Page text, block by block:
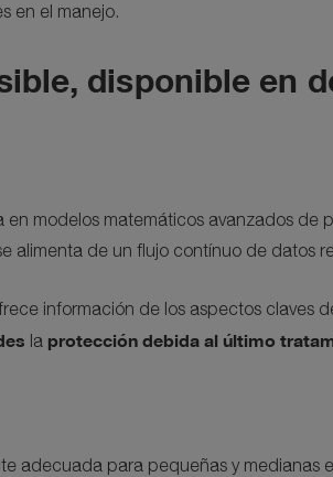
en el manejo.
disponible en
modelos matemáticos avanzados de
alimenta de un flujo contínuo de
información de los aspectos claves
la protección debida al último
adecuada para pequeñas y